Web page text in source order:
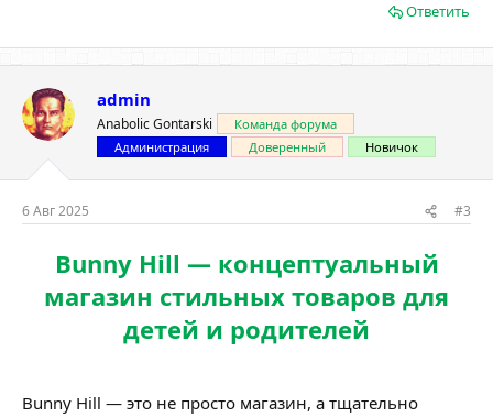
Ответить
admin
Anabolic Gontarski
Команда форума
Администрация
Доверенный Новичок
6 Авг 2025 #3
Bunny Hill — концептуальный
магазин стильных товаров для
детей и родителей
Bunny Hill — это не просто магазин, а тщательно